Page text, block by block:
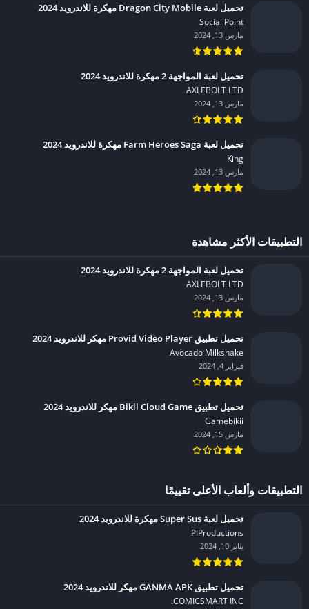
تحميل لعبة Dragon City Mobile مهكرة للاندرويد 2024
Social Point‏
مارس 13, 2024
تحميل لعبة المواجهة 2 مهكرة للاندرويد 2024
AXLEBOLT LTD‏
مارس 13, 2024
تحميل لعبة Farm Heroes Saga مهكرة للاندرويد 2024
King‏
مارس 13, 2024
التطبيقات الأكثر مشاهدة
تحميل لعبة المواجهة 2 مهكرة للاندرويد 2024
AXLEBOLT LTD‏
مارس 13, 2024
تحميل تطبيق Provid Video Player مهكر للاندرويد 2024
Avocado Milkshake‏
فبراير 4, 2024
تحميل تطبيق Bikii Cloud Game مهكر للاندرويد 2024
Gamebikii‏
مارس 15, 2024
التطبيقات وألعاب الأعلى تقييمًا
تحميل لعبة Super Sus مهكرة للاندرويد 2024
PIProductions‏
يناير 10, 2024
تحميل تطبيق GANMA APK مهكر للاندرويد 2024
COMICSMART INC.‏